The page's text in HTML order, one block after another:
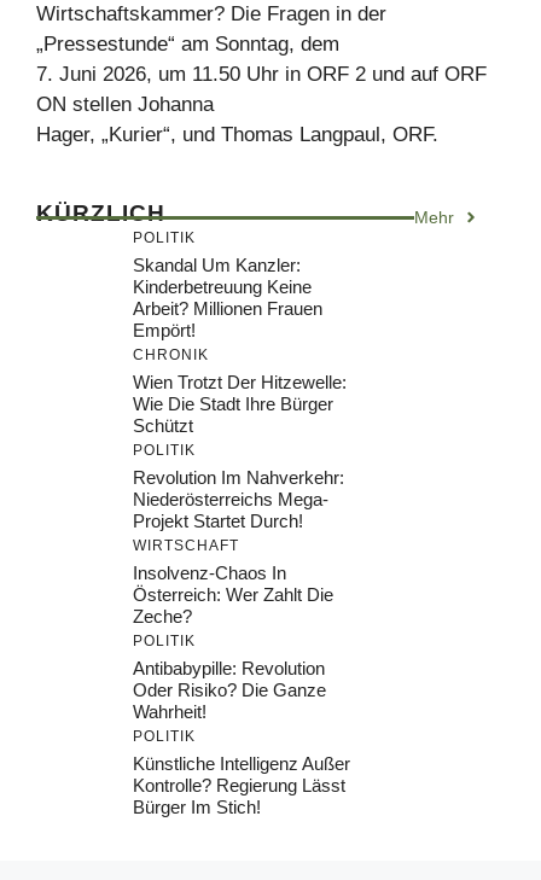
Wirtschaftskammer? Die Fragen in der
„Pressestunde“ am Sonntag, dem
7. Juni 2026, um 11.50 Uhr in ORF 2 und auf ORF
ON stellen Johanna
Hager, „Kurier“, und Thomas Langpaul, ORF.
KÜRZLICH Mehr
POLITIK
Skandal Um Kanzler:
Kinderbetreuung Keine
Arbeit? Millionen Frauen
Empört!
CHRONIK
Wien Trotzt Der Hitzewelle:
Wie Die Stadt Ihre Bürger
Schützt
POLITIK
Revolution Im Nahverkehr:
Niederösterreichs Mega-
Projekt Startet Durch!
WIRTSCHAFT
Insolvenz-Chaos In
Österreich: Wer Zahlt Die
Zeche?
POLITIK
Antibabypille: Revolution
Oder Risiko? Die Ganze
Wahrheit!
POLITIK
Künstliche Intelligenz Außer
Kontrolle? Regierung Lässt
Bürger Im Stich!